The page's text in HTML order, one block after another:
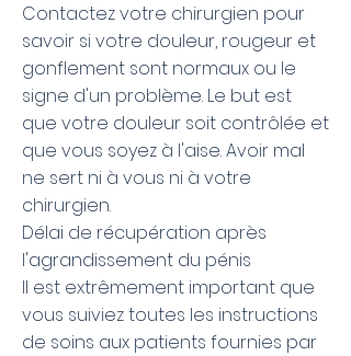
Contactez votre chirurgien pour
savoir si votre douleur, rougeur et
gonflement sont normaux ou le
signe d'un problème. Le but est
que votre douleur soit contrôlée et
que vous soyez à l'aise. Avoir mal
ne sert ni à vous ni à votre
chirurgien.
Délai de récupération après
l'agrandissement du pénis
Il est extrêmement important que
vous suiviez toutes les instructions
de soins aux patients fournies par